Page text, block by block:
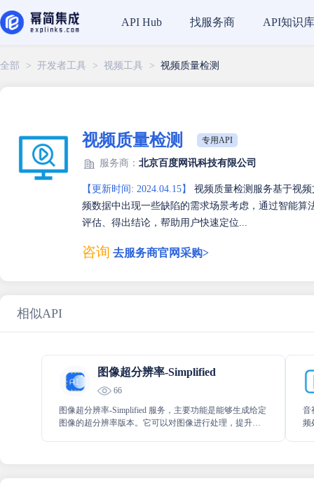
API Hub 找服务商 API知识库
全部 > 开发者工具 > 视频工具 > 视频质量检测
视频质量检测 专用API
服务商： 北京百度网讯科技有限公司
【更新时间: 2024.04.15】
视频质量检测服务基于视
频数据中出现一些缺陷的需求场景考虑，通过智能
评估、得出结论，帮助用户快速定位...
咨询 去服务商官网采购>
相似API
图像超分辨率-Simplified
66
图像超分辨率-Simplified 服务，主要功能是能够生成给定
图像的超分辨率版本。它可以对图像进行处理，提升其
音
频